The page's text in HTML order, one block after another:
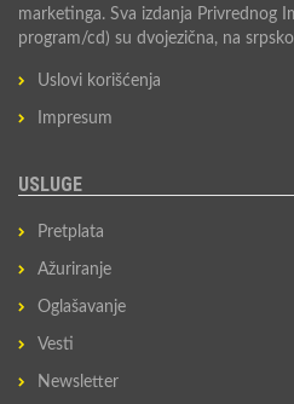
marketinga. Sva izdanja Privrednog
program/cd) su dvojezična, na
Uslovi korišćenja
Impresum
USLUGE
Pretplata
Ažuriranje
Oglašavanje
Vesti
Newsletter